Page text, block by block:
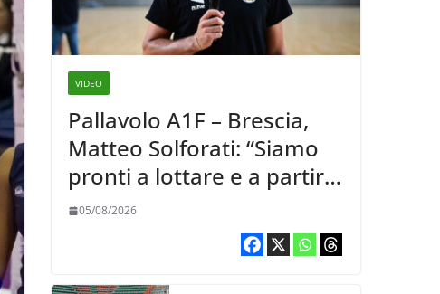
VIDEO
Pallavolo A1F – Brescia,
Matteo Solforati: “Siamo
pronti a lottare e a partire
carichi sin dal primo
05/08/2026